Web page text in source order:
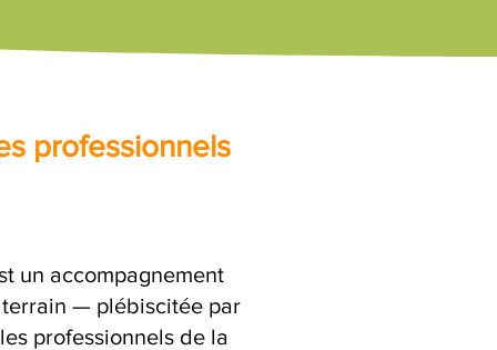
professionnels
un accompagnement
terrain — plébiscitée par
professionnels de la